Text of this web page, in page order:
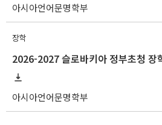
아시아언어문명학부
장학
2026-2027 슬로바키아 정부초청 장
아시아언어문명학부